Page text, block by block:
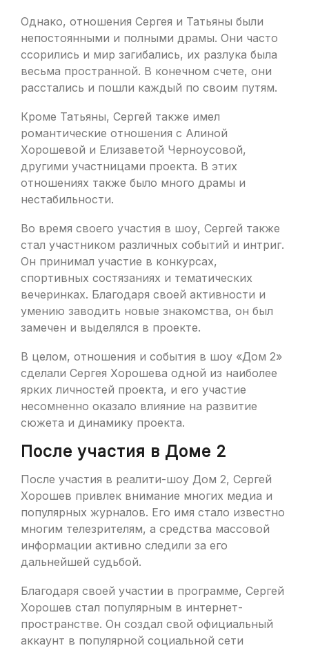
Однако, отношения Сергея и Татьяны были
непостоянными и полными драмы. Они часто
ссорились и мир загибались, их разлука была
весьма пространной. В конечном счете, они
расстались и пошли каждый по своим путям.
Кроме Татьяны, Сергей также имел
романтические отношения с Алиной
Хорошевой и Елизаветой Черноусовой,
другими участницами проекта. В этих
отношениях также было много драмы и
нестабильности.
Во время своего участия в шоу, Сергей также
стал участником различных событий и интриг.
Он принимал участие в конкурсах,
спортивных состязаниях и тематических
вечеринках. Благодаря своей активности и
умению заводить новые знакомства, он был
замечен и выделялся в проекте.
В целом, отношения и события в шоу «Дом 2»
сделали Сергея Хорошева одной из наиболее
ярких личностей проекта, и его участие
несомненно оказало влияние на развитие
сюжета и динамику проекта.
После участия в Доме 2
После участия в реалити-шоу Дом 2, Сергей
Хорошев привлек внимание многих медиа и
популярных журналов. Его имя стало известно
многим телезрителям, а средства массовой
информации активно следили за его
дальнейшей судьбой.
Благодаря своей участии в программе, Сергей
Хорошев стал популярным в интернет-
пространстве. Он создал свой официальный
аккаунт в популярной социальной сети